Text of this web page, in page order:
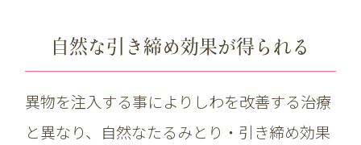
自然な引き締め効果が得られる
異物を注入する事によりしわを改善する治療
と異なり、自然なたるみとり・引き締め効果